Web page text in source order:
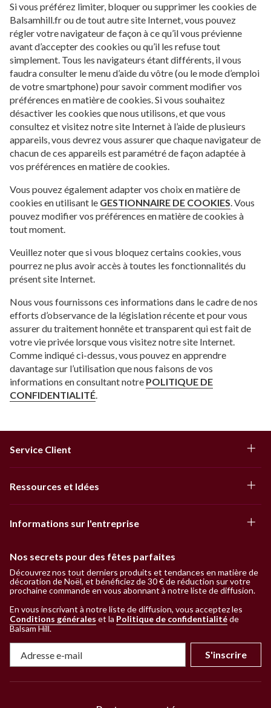
Si vous préférez limiter, bloquer ou supprimer les cookies de
Balsamhill.fr ou de tout autre site Internet, vous pouvez
régler votre navigateur de façon à ce qu’il vous prévienne
avant d’accepter des cookies ou qu’il les refuse tout
simplement. Tous les navigateurs étant différents, il vous
faudra consulter le menu d’aide du vôtre (ou le mode d’emploi
de votre smartphone) pour savoir comment modifier vos
préférences en matière de cookies. Si vous souhaitez
désactiver les cookies que nous utilisons, et que vous
consultez et visitez notre site Internet à l’aide de plusieurs
appareils, vous devrez vous assurer que chaque navigateur de
chacun de ces appareils est paramétré de façon adaptée à
vos préférences en matière de cookies.
Vous pouvez également adapter vos choix en matière de
cookies en utilisant le GESTIONNAIRE DE COOKIES. Vous
pouvez modifier vos préférences en matière de cookies à
tout moment.
Veuillez noter que si vous bloquez certains cookies, vous
pourrez ne plus avoir accès à toutes les fonctionnalités du
présent site Internet.
Nous vous fournissons ces informations dans le cadre de nos
efforts d’observance de la législation récente et pour vous
assurer du traitement honnête et transparent qui est fait de
votre vie privée lorsque vous visitez notre site Internet.
Comme indiqué ci-dessus, vous pouvez en apprendre
davantage sur l’utilisation que nous faisons de vos
informations en consultant notre POLITIQUE DE
CONFIDENTIALITÉ.
Service Client
Ressources et Idées
Informations sur l'entreprise
Nos secrets pour des fêtes parfaites
Découvrez nos tout derniers produits et tendances en matière de
décoration de Noël, et bénéficiez de 30 € de réduction sur votre
prochaine commande en vous abonnant à notre liste de diffusion.
En vous inscrivant à notre liste de diffusion, vous acceptez les
Conditions générales et la Politique de confidentialitéde
Balsam Hill.
S'inscrire